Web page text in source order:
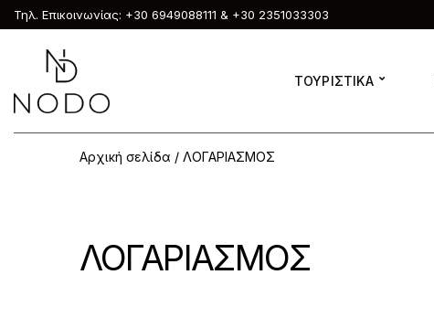
Τηλ. Επικοινωνίας: +30 6949088111 & +30 2351033303
ΤΟΥΡΙΣΤΙΚΑ
Αρχική σελίδα / ΛΟΓΑΡΙΑΣΜΟΣ
ΛΟΓΑΡΙΑΣΜΟΣ